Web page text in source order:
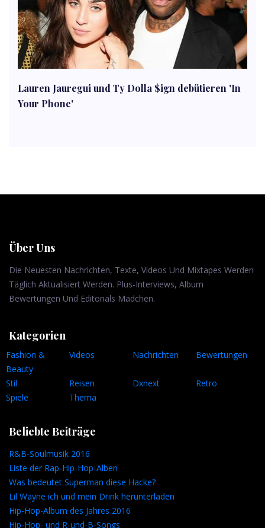
Lauren Jauregui und Ty Dolla $ign debütieren 'In
Your Phone'
Über Uns
Die Neuesten Nachrichten, Texte, Videos Und Mixtapes Werden
Täglich Aktualisiert Werden. Plus-Interviews, Album
Bewertungen Und Editorials Mädchen.
Kategorien
Fashion &
Beauty
Videos Nachrichten Bewertungen
Stil Reisen Dxnext
Retro
Spiele
Thema
Beliebte Beiträge
R&B-Soulmusik 2016
Liste der Rap-Hip-Hop-Alben
Was bedeutet Superman diese Hacke?
Lil Wayne ich und mein Drink herunterladen
Hip-Hop-Album des Jahres 2016
Hip-Hop- und R-und-B-Songs